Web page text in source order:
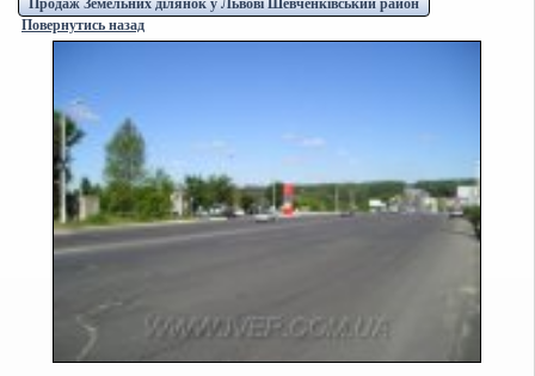
Продаж Земельних ділянок у Львові Шевченківський район
Повернутись назад